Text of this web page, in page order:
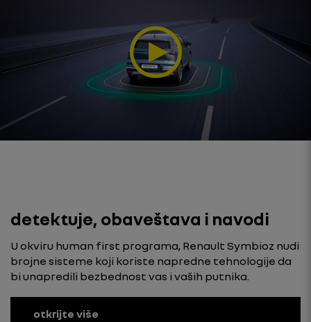
detektuje, obaveštava i navodi
U okviru human first programa, Renault Symbioz nudi
brojne sisteme koji koriste napredne tehnologije da
bi unapredili bezbednost vas i vaših putnika.
otkrijte više